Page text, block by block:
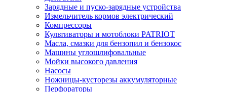
Зарядные и пуско-зарядные устройства
Измельчитель кормов электрический
Компрессоры
Культиваторы и мотоблоки PATRIOT
Масла, смазки для бензопил и бензокос
Машины углошлифовальные
Мойки высокого давления
Насосы
Ножницы-кусторезы аккумуляторные
Перфораторы